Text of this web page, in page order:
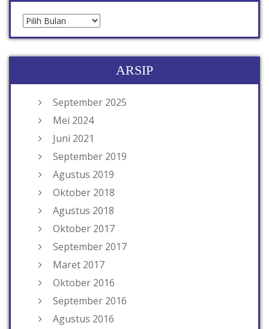
ARSIP
September 2025
Mei 2024
Juni 2021
September 2019
Agustus 2019
Oktober 2018
Agustus 2018
Oktober 2017
September 2017
Maret 2017
Oktober 2016
September 2016
Agustus 2016